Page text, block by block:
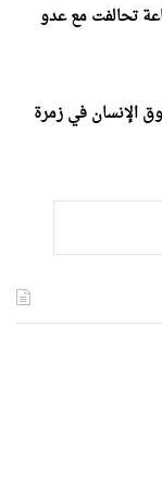
تحالفت مع عدو
الإنسان في زمرة